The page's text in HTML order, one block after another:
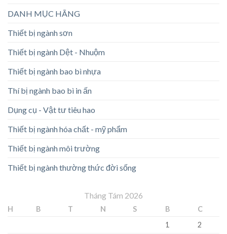
DANH MỤC HÃNG
Thiết bị ngành sơn
Thiết bị ngành Dệt - Nhuộm
Thiết bị ngành bao bì nhựa
Thí bị ngành bao bì in ấn
Dụng cụ - Vật tư tiêu hao
Thiết bị ngành hóa chất - mỹ phẩm
Thiết bị ngành môi trường
Thiết bị ngành thường thức đời sống
Tháng Tám 2026
H B T N S B
C
1
2